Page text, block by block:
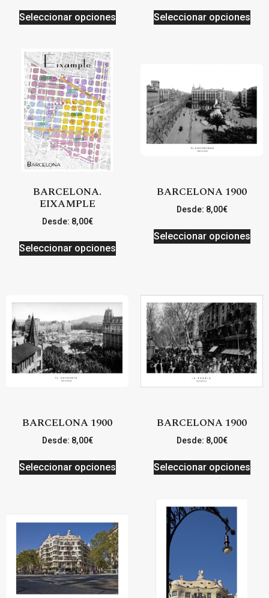
Seleccionar opciones Seleccionar opciones
BARCELONA.
EIXAMPLE
Desde: 8,00€
Seleccionar opciones
BARCELONA 1900
Desde: 8,00€
Seleccionar opciones
BARCELONA 1900
Desde: 8,00€
Seleccionar opciones
BARCELONA 1900
Desde: 8,00€
Seleccionar opciones